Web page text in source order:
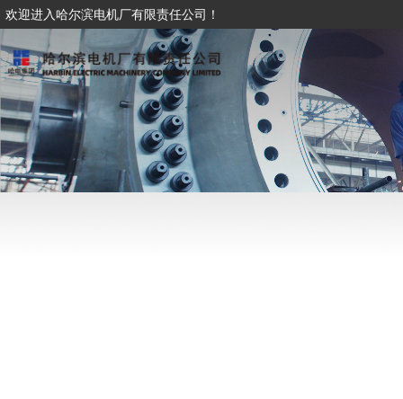
欢迎进入哈尔滨电机厂有限责任公司！